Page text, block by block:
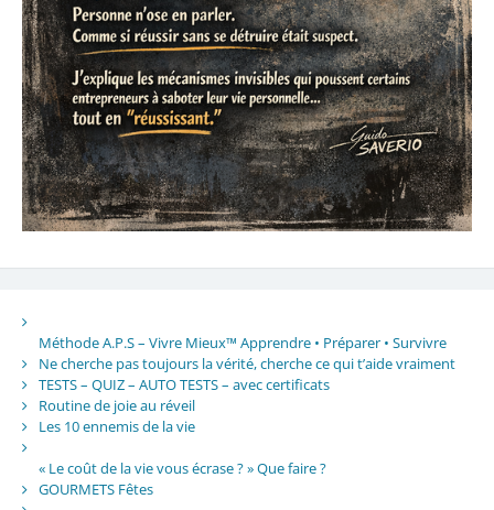
Méthode A.P.S – Vivre Mieux™ Apprendre • Préparer • Survivre
Ne cherche pas toujours la vérité, cherche ce qui t’aide vraiment
TESTS – QUIZ – AUTO TESTS – avec certificats
Routine de joie au réveil
Les 10 ennemis de la vie
« Le coût de la vie vous écrase ? » Que faire ?
GOURMETS Fêtes